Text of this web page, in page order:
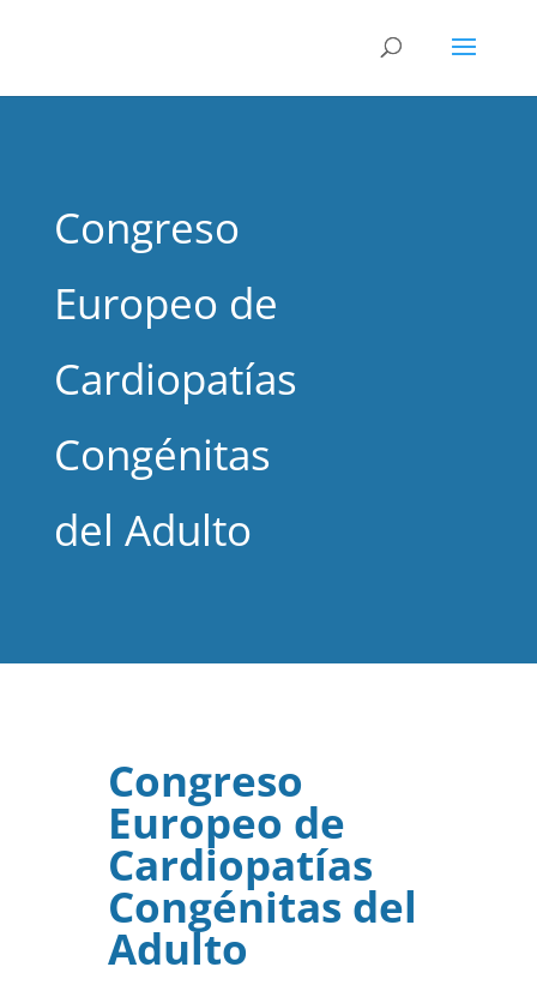
Congreso
Europeo de
Cardiopatías
Congénitas
del Adulto
Congreso
Europeo de
Cardiopatías
Congénitas del
Adulto